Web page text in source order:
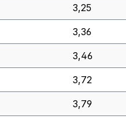
3,25
3,36
3,46
3,72
3,79